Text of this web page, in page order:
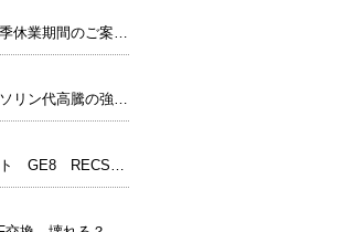
【お知らせ】夏季休業期間のご案内と、猛暑の中でのドライブで気をつけたいポイント
【入庫情報】ガソリン代高騰の強い味方！走行5.8万キロの「アルト エコS」が入荷しました！
ホンダ フィット GE8 RECS フューエル１ジャンボ アンチエイジングオイル エンジンパワーシールド レックス ワコーズ WAKO‘S